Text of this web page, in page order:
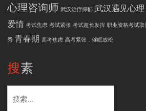
心理咨询师 武汉治疗抑郁 武汉遇见心理
爱情 考试焦虑 考试紧张 考试超长发挥 职业资格考试取
秀 青春期 高考焦虑 高考紧张，催眠放松
搜素
索：